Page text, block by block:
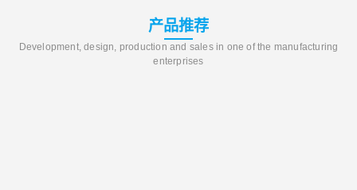
产品推荐
Development, design, production and sales in one of the manufacturing
enterprises